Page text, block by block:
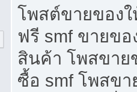
โพสต์ขายของ
ฟรี smf ขายข
สินค้า โพสขาย
ซื้อ smf โพสข